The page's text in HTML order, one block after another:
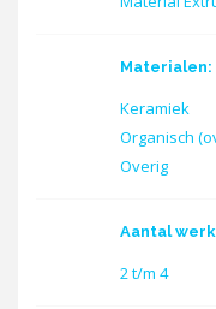
Materialen:
Keramiek
Organisch
Overig
Aantal
2 t/m 4